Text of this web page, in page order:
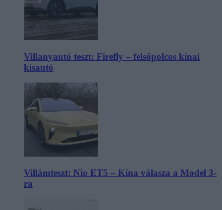
Villanyautó teszt: Firefly – felsőpolcos kínai
kisautó
Villámteszt: Nio ET5 – Kína válasza a Model 3-
ra